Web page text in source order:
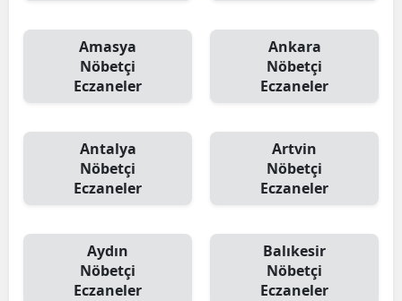
Amasya
Nöbetçi
Eczaneler
Ankara
Nöbetçi
Eczaneler
Antalya
Nöbetçi
Eczaneler
Artvin
Nöbetçi
Eczaneler
Aydın
Nöbetçi
Eczaneler
Balıkesir
Nöbetçi
Eczaneler